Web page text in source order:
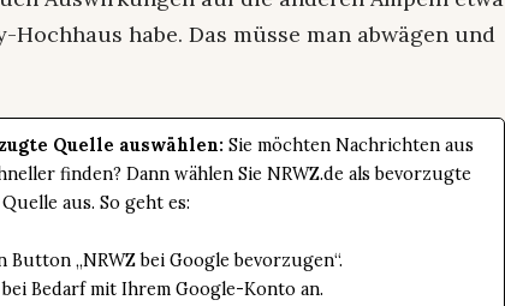
habe. Das müsse man abwägen und
Quelle auswählen: Sie möchten Nachrichten aus
finden? Dann wählen Sie NRWZ.de als bevorzugte
Quelle aus. So geht es:
Button „NRWZ bei Google bevorzugen“.
Bedarf mit Ihrem Google-Konto an.